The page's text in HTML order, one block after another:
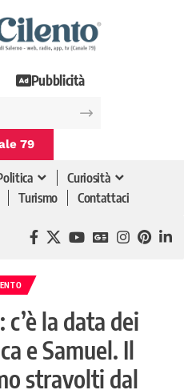
Pubblicità
79
Curiosità
Turismo Contattaci
c’è la data dei
e Samuel. Il
stravolti dal